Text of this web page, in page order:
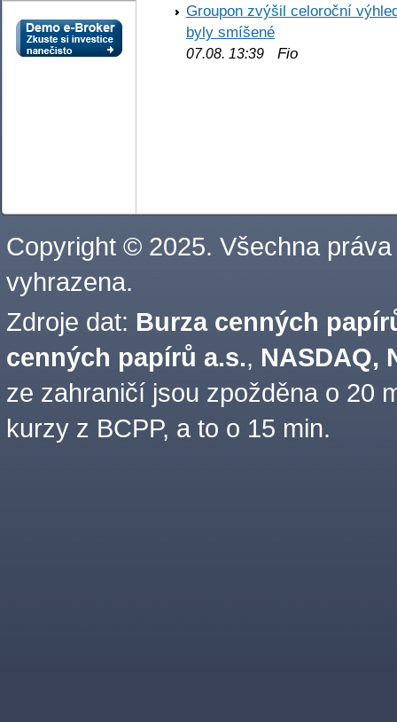
Groupon zvýšil celoroční
byly smíšené
07.08. 13:39 Fio
Copyright © 2025. Všechna práva
vyhrazena.
Zdroje dat: Burza cenných
cenných papírů a.s., NASDAQ,
ze zahraničí jsou zpožděna o 20
kurzy z BCPP, a to o 15 min.